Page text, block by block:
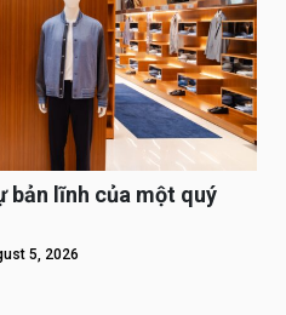
bản lĩnh của một quý
5, 2026